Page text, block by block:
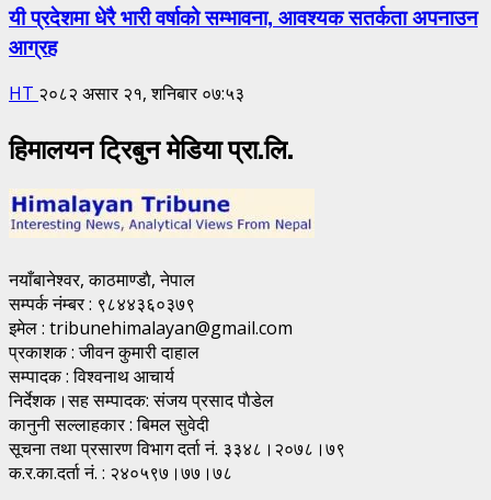
यी प्रदेशमा धेरै भारी वर्षाको सम्भावना, आवश्यक सतर्कता अपनाउन
आग्रह
HT २०८२ असार २१, शनिबार ०७:५३
हिमालयन ट्रिबुन मेडिया प्रा.लि.
नयाँबानेश्वर, काठमाण्डाै, नेपाल
सम्पर्क नंम्बर : ९८४४३६०३७९
इमेल : tribunehimalayan@gmail.com
प्रकाशक : जीवन कुमारी दाहाल
सम्पादक : विश्वनाथ आचार्य
निर्देशक।सह सम्पादक: संजय प्रसाद पाैडेल
कानुनी सल्लाहकार : बिमल सुवेदी
सूचना तथा प्रसारण विभाग दर्ता नं. ३३४८।२०७८।७९
क.र.का.दर्ता नं. : २४०५९७।७७।७८